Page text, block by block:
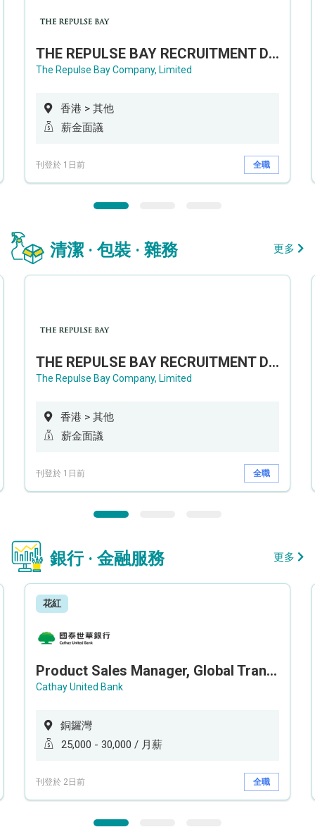
THE REPULSE BAY RECRUITMENT DAY 淺水灣影灣園人才招聘會
The Repulse Bay Company, Limited
香港 > 其他
薪金面議
刊登於 1日前 全職
清潔 · 包裝 · 雜務 更多
THE REPULSE BAY RECRUITMENT DAY 淺水灣影灣園人才招聘會
The Repulse Bay Company, Limited
香港 > 其他
薪金面議
刊登於 1日前 全職
銀行 · 金融服務 更多
花紅
Product Sales Manager, Global Transaction Service (GTS)
Cathay United Bank
銅鑼灣
25,000 - 30,000 / 月薪
刊登於 2日前 全職